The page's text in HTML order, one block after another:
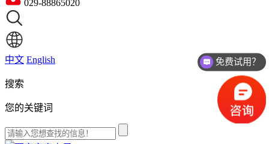
029-88865020
中文 English
搜索
您的关键词
免费试用？